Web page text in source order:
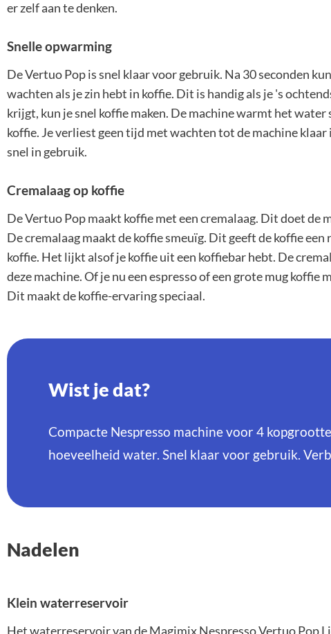
er zelf aan te denken.
Snelle opwarming
De Vertuo Pop is snel klaar voor gebruik. Na 30 seconden
wachten als je zin hebt in koffie. Dit is handig als je 's
krijgt, kun je snel koffie maken. De machine warmt het
koffie. Je verliest geen tijd met wachten tot de machine
snel in gebruik.
Cremalaag op koffie
De Vertuo Pop maakt koffie met een cremalaag. Dit doet de
De cremalaag maakt de koffie smeuïg. Dit geeft de koffie
koffie. Het lijkt alsof je koffie uit een koffiebar hebt. De
deze machine. Of je nu een espresso of een grote mug
Dit maakt de koffie-ervaring speciaal.
Wist je dat?
Compacte Nespresso machine voor 4
hoeveelheid water. Snel klaar voor gebruik.
Nadelen
Klein waterreservoir
Het waterreservoir van de Magimix Nespresso Vertuo Pop